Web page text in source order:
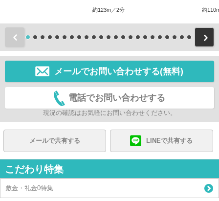
約123m／2分 約
前
メールでお問い合わせする(無料)
電話でお問い合わせする
現況の確認はお気軽にお問い合わせください。
メールで共有する LINEで共有する
こだわり特集
敷金・礼金0特集